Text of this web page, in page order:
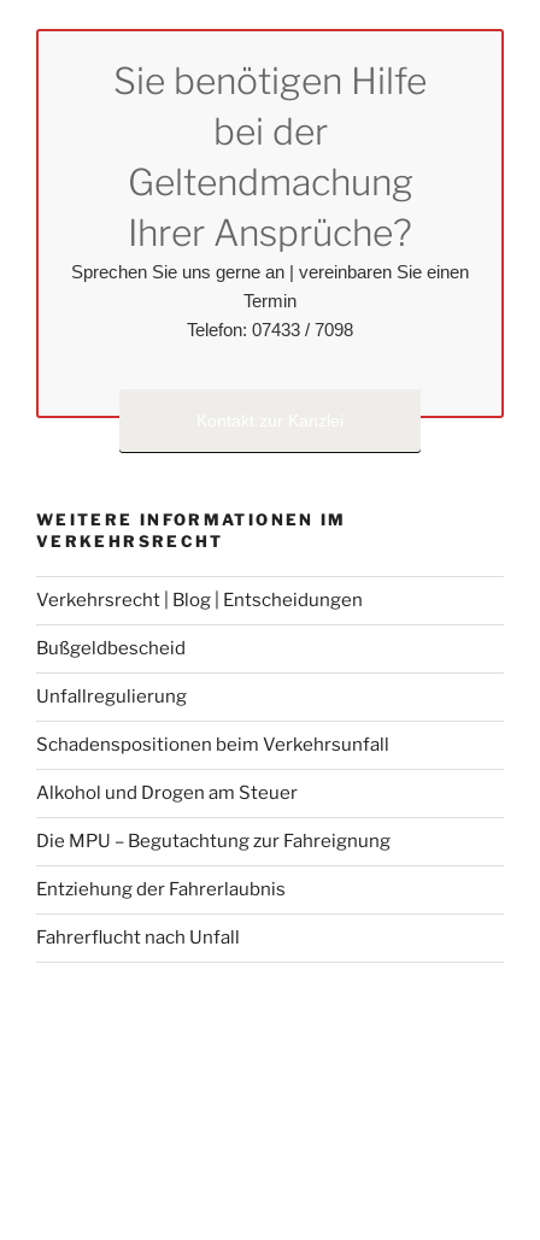
Sie benötigen Hilfe
bei der
Geltendmachung
Ihrer Ansprüche?
Sprechen Sie uns gerne an | vereinbaren Sie einen
Termin
Telefon: 07433 / 7098
WEITERE INFORMATIONEN IM
VERKEHRSRECHT
Verkehrsrecht | Blog | Entscheidungen
Bußgeldbescheid
Unfallregulierung
Schadenspositionen beim Verkehrsunfall
Alkohol und Drogen am Steuer
Die MPU – Begutachtung zur Fahreignung
Entziehung der Fahrerlaubnis
Fahrerflucht nach Unfall